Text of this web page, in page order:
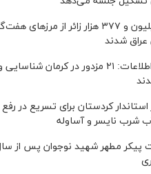
سه میلیون و ۳۷۷ هزار زائر از مرز‌های
عراق شدند
وزارت اطلاعات: ۲۱ مزدور در کرمان شناسایی
کردستان برای تسریع در رفع
شرب نایسر و آساوله
پیکر مطهر شهید نوجوان پس از